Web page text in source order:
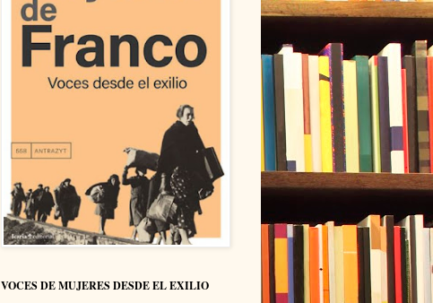
VOCES DE MUJERES DESDE EL EXILIO